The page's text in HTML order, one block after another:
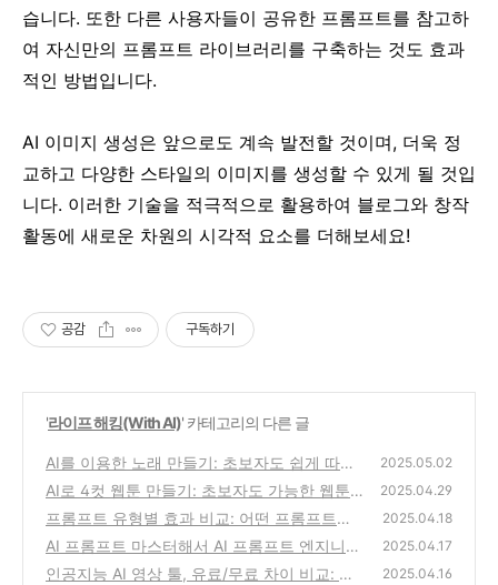
습니다. 또한 다른 사용자들이 공유한 프롬프트를 참고하
여 자신만의 프롬프트 라이브러리를 구축하는 것도 효과
적인 방법입니다.
AI 이미지 생성은 앞으로도 계속 발전할 것이며, 더욱 정
교하고 다양한 스타일의 이미지를 생성할 수 있게 될 것입
니다. 이러한 기술을 적극적으로 활용하여 블로그와 창작
활동에 새로운 차원의 시각적 요소를 더해보세요!
공감 구독하기
'라이프 해킹(With AI)' 카테고리의 다른 글
AI를 이용한 노래 만들기: 초보자도 쉽게 따라
할 수 있는 완벽 가이드
(1)
2025.05.02
AI로 4컷 웹툰 만들기: 초보자도 가능한 웹툰
제작 가이드
(3)
2025.04.29
프롬프트 유형별 효과 비교: 어떤 프롬프트가
가장 효과적일까? 지시형 vs 질문형 vs 조건형
(0)
2025.04.18
AI 프롬프트 마스터해서 AI 프롬프트 엔지니어
가 되어보자! : 최적의 결과를 얻는 방법
(0)
2025.04.17
인공지능 AI 영상 툴, 유료/무료 차이 비교: 현
2025.04.16